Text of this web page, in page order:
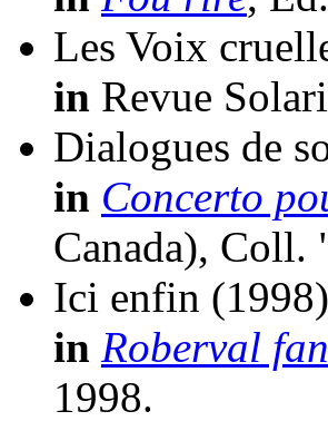
Les Voix
in Revue
Dialogues de
in Concerto
Canada), Coll.
Ici enfin (1998)
in Roberval
1998.